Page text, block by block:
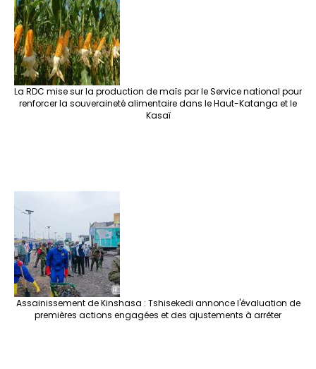
La RDC mise sur la production de maïs par le Service national pour
renforcer la souveraineté alimentaire dans le Haut-Katanga et le
Kasaï
Assainissement de Kinshasa : Tshisekedi annonce l'évaluation de
premières actions engagées et des ajustements à arrêter